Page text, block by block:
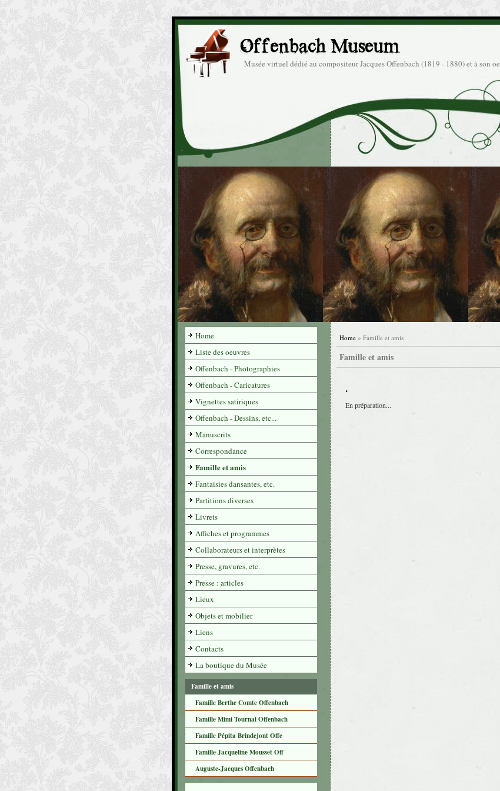
Musée virtuel dédié au compositeur Jacques Offenbach (1819 - 1880) et à son
Home » Famille et amis
Famille et amis
.
En préparation...
Home
Liste des oeuvres
Offenbach - Photographies
Offenbach - Caricatures
Vignettes satiriques
Offenbach - Dessins, etc...
Manuscrits
Correspondance
Famille et amis
Fantaisies dansantes, etc.
Partitions diverses
Livrets
Affiches et programmes
Collaborateurs et interprètes
Presse, gravures, etc.
Presse : articles
Lieux
Objets et mobilier
Liens
Contacts
La boutique du Musée
Famille et amis
Famille Berthe Comte Offenbach
Famille Mimi Tournal Offenbach
Famille Pépita Brindejont Offe
Famille Jacqueline Mousset Off
Auguste-Jacques Offenbach